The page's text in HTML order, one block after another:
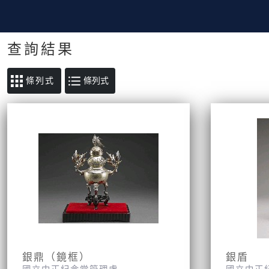
查詢結果
條列式
銀鼎（鏡框） 銀盾